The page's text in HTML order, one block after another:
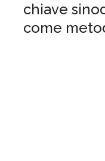
chiave
come